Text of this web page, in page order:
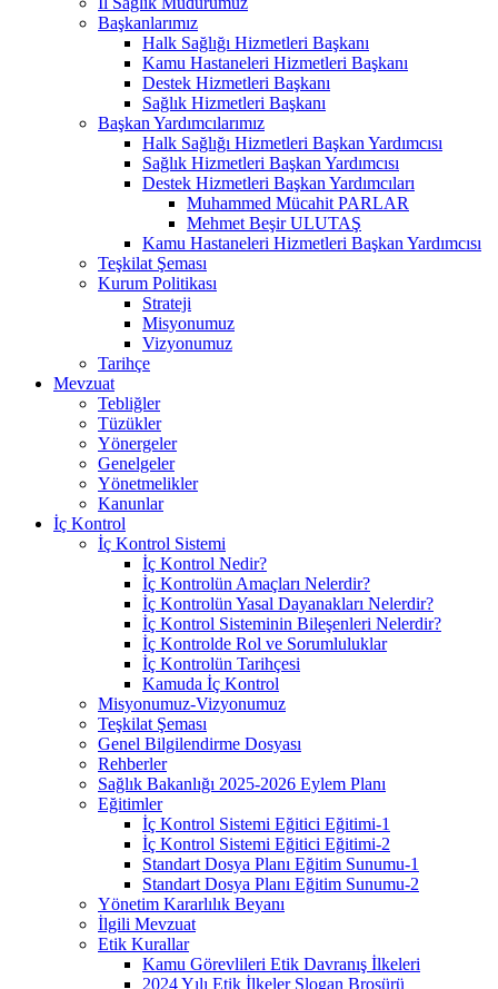
Başkanlarımız
Halk Sağlığı Hizmetleri Başkanı
Kamu Hastaneleri Hizmetleri Başkanı
Destek Hizmetleri Başkanı
Sağlık Hizmetleri Başkanı
Başkan Yardımcılarımız
Halk Sağlığı Hizmetleri Başkan Yardımcısı
Sağlık Hizmetleri Başkan Yardımcısı
Destek Hizmetleri Başkan Yardımcıları
Muhammed Mücahit PARLAR
Mehmet Beşir ULUTAŞ
Kamu Hastaneleri Hizmetleri Başkan Yardımcısı
Teşkilat Şeması
Kurum Politikası
Strateji
Misyonumuz
Vizyonumuz
Tarihçe
Mevzuat
Tebliğler
Tüzükler
Yönergeler
Genelgeler
Yönetmelikler
Kanunlar
İç Kontrol
İç Kontrol Sistemi
İç Kontrol Nedir?
İç Kontrolün Amaçları Nelerdir?
İç Kontrolün Yasal Dayanakları Nelerdir?
İç Kontrol Sisteminin Bileşenleri Nelerdir?
İç Kontrolde Rol ve Sorumluluklar
İç Kontrolün Tarihçesi
Kamuda İç Kontrol
Misyonumuz-Vizyonumuz
Teşkilat Şeması
Genel Bilgilendirme Dosyası
Rehberler
Sağlık Bakanlığı 2025-2026 Eylem Planı
Eğitimler
İç Kontrol Sistemi Eğitici Eğitimi-1
İç Kontrol Sistemi Eğitici Eğitimi-2
Standart Dosya Planı Eğitim Sunumu-1
Standart Dosya Planı Eğitim Sunumu-2
Yönetim Kararlılık Beyanı
İlgili Mevzuat
Etik Kurallar
Kamu Görevlileri Etik Davranış İlkeleri
2024 Yılı Etik İlkeler Slogan Broşürü